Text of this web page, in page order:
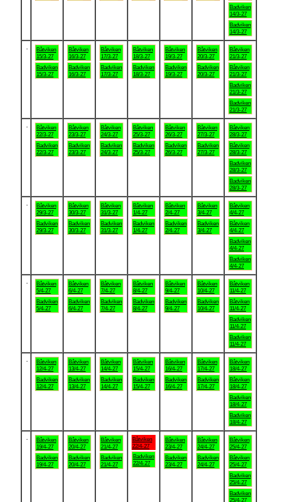
Badviken
14/3-27
Badviken
14/3-27
Båtviken
15/3-27
Badviken
15/3-27
Båtviken
16/3-27
Badviken
16/3-27
Båtviken
17/3-27
Badviken
17/3-27
Båtviken
18/3-27
Badviken
18/3-27
Båtviken
19/3-27
Badviken
19/3-27
Båtviken
20/3-27
Badviken
20/3-27
Båtviken
21/3-27
Båtviken
21/3-27
Badviken
21/3-27
Badviken
21/3-27
Båtviken
22/3-27
Badviken
22/3-27
Båtviken
23/3-27
Badviken
23/3-27
Båtviken
24/3-27
Badviken
24/3-27
Båtviken
25/3-27
Badviken
25/3-27
Båtviken
26/3-27
Badviken
26/3-27
Båtviken
27/3-27
Badviken
27/3-27
Båtviken
28/3-27
Båtviken
28/3-27
Badviken
28/3-27
Badviken
28/3-27
Båtviken
29/3-27
Badviken
29/3-27
Båtviken
30/3-27
Badviken
30/3-27
Båtviken
31/3-27
Badviken
31/3-27
Båtviken
1/4-27
Badviken
1/4-27
Båtviken
2/4-27
Badviken
2/4-27
Båtviken
3/4-27
Badviken
3/4-27
Båtviken
4/4-27
Båtviken
4/4-27
Badviken
4/4-27
Badviken
4/4-27
Båtviken
5/4-27
Badviken
5/4-27
Båtviken
6/4-27
Badviken
6/4-27
Båtviken
7/4-27
Badviken
7/4-27
Båtviken
8/4-27
Badviken
8/4-27
Båtviken
9/4-27
Badviken
9/4-27
Båtviken
10/4-27
Badviken
10/4-27
Båtviken
11/4-27
Båtviken
11/4-27
Badviken
11/4-27
Badviken
11/4-27
Båtviken
12/4-27
Badviken
12/4-27
Båtviken
13/4-27
Badviken
13/4-27
Båtviken
14/4-27
Badviken
14/4-27
Båtviken
15/4-27
Badviken
15/4-27
Båtviken
16/4-27
Badviken
16/4-27
Båtviken
17/4-27
Badviken
17/4-27
Båtviken
18/4-27
Båtviken
18/4-27
Badviken
18/4-27
Badviken
18/4-27
Båtviken
19/4-27
Badviken
19/4-27
Båtviken
20/4-27
Badviken
20/4-27
Båtviken
21/4-27
Badviken
21/4-27
Båtviken
22/4-27
Badviken
22/4-27
Båtviken
23/4-27
Badviken
23/4-27
Båtviken
24/4-27
Badviken
24/4-27
Båtviken
25/4-27
Båtviken
25/4-27
Badviken
25/4-27
Badviken
25/4-27